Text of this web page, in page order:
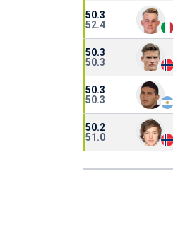
50.3
52.4
50.3
50.3
50.3
50.3
50.2
51.0